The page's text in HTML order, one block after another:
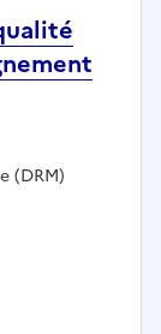
(DRM)
et